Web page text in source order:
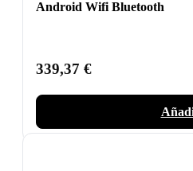
Android Wifi Bluetooth
339,37 €